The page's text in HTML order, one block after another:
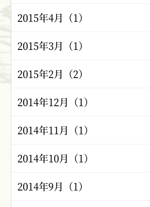
2015年4月（1）
2015年3月（1）
2015年2月（2）
2014年12月（1）
2014年11月（1）
2014年10月（1）
2014年9月（1）